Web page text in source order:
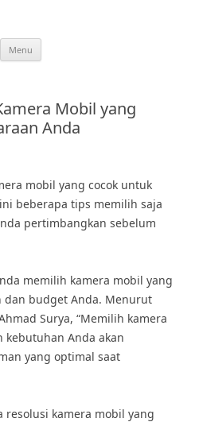
Menu
Mobil yang
Anda
mobil yang cocok untuk
beberapa tips memilih saja
pertimbangkan sebelum
memilih kamera mobil yang
dan budget Anda. Menurut
Surya, “Memilih kamera
kebutuhan Anda akan
yang optimal saat
kamera mobil yang